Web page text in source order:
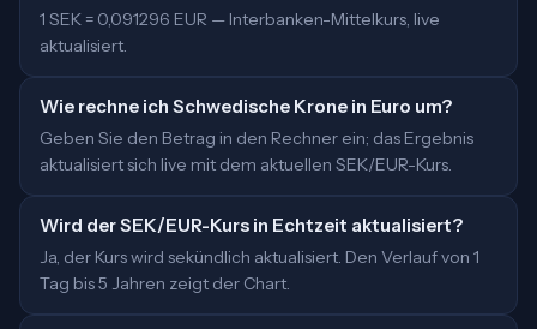
1 SEK = 0,091296 EUR — Interbanken-Mittelkurs, live
aktualisiert.
Wie rechne ich Schwedische Krone in Euro um?
Geben Sie den Betrag in den Rechner ein; das Ergebnis
aktualisiert sich live mit dem aktuellen SEK/EUR-Kurs.
Wird der SEK/EUR-Kurs in Echtzeit aktualisiert?
Ja, der Kurs wird sekündlich aktualisiert. Den Verlauf von 1
Tag bis 5 Jahren zeigt der Chart.